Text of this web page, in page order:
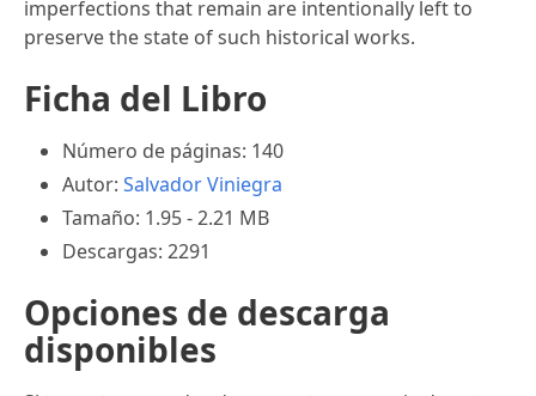
imperfections that remain are intentionally left to
preserve the state of such historical works.
Ficha del Libro
Número de páginas: 140
Autor: Salvador Viniegra
Tamaño: 1.95 - 2.21 MB
Descargas: 2291
Opciones de descarga
disponibles